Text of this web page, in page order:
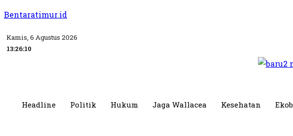
Bentaratimur.id
Kamis, 6 Agustus 2026
13:26:10
Headline Politik Hukum Jaga Wallacea Kesehatan